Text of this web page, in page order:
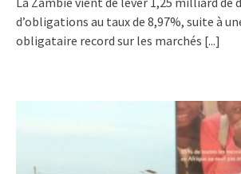
d’obligations au taux de 8,97%, suite à
obligataire record sur les marchés [...]